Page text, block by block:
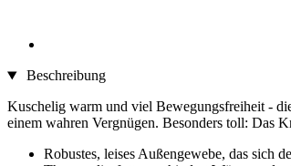
Beschreibung
Kuschelig warm und viel Bewegungsfreiheit -
einem wahren Vergnügen. Besonders toll: Das
Robustes, leises Außengewebe, das sich